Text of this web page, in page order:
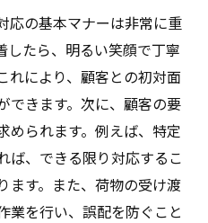
応の基本マナーは非常に重
したら、明るい笑顔で丁寧
れにより、顧客との初対面
できます。次に、顧客の要
められます。例えば、特定
ば、できる限り対応するこ
ます。また、荷物の受け渡
業を行い、誤配を防ぐこと